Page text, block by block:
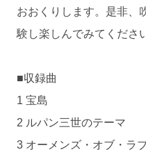
おおくりします。是非、
験し楽しんでみてくださ
■収録曲
1 宝島
2 ルパン三世のテーマ
3 オーメンズ・オブ・ラ